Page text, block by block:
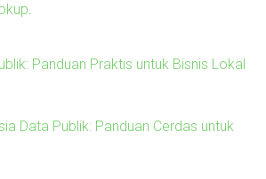
.
Panduan Praktis untuk Bisnis Lokal
Data Publik: Panduan Cerdas untuk